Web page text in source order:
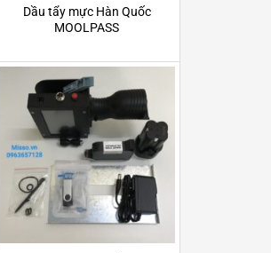
Dầu tẩy mực Hàn Quốc
MOOLPASS